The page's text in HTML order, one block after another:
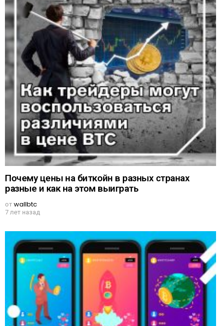
Почему цены на биткойн в разных странах
разные и как на этом выиграть
отwallbtc
7 лет назад